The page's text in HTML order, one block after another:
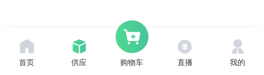
首页 供应 购物车 直播 我的